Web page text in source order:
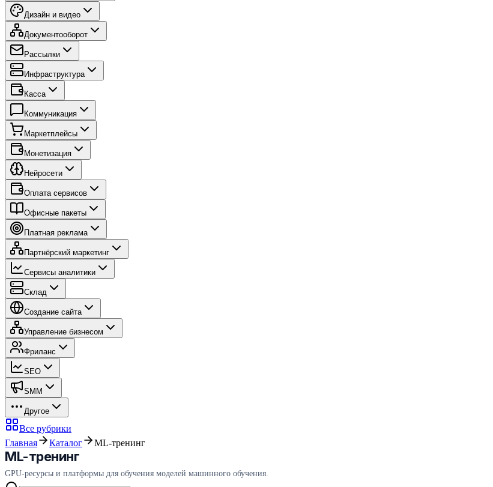
Дизайн и видео
Документооборот
Рассылки
Инфраструктура
Касса
Коммуникация
Маркетплейсы
Монетизация
Нейросети
Оплата сервисов
Офисные пакеты
Платная реклама
Партнёрский маркетинг
Сервисы аналитики
Склад
Создание сайта
Управление бизнесом
Фриланс
SEO
SMM
Другое
Все рубрики
Главная
Каталог ML-тренинг
ML-тренинг
GPU-ресурсы и платформы для обучения моделей машинного обучения.